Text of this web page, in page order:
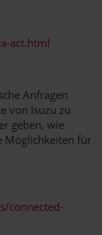
act.html
Anfragen
von Isuzu zu
geben, wie
Möglichkeiten für
connected-